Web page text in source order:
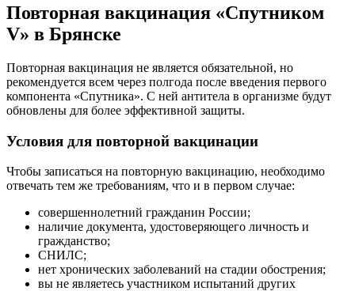
Повторная вакцинация «Спутником
V» в Брянске
Повторная вакцинация не является обязательной, но
рекомендуется всем через полгода после введения первого
компонента «Спутника». С ней антитела в организме будут
обновлены для более эффективной защиты.
Условия для повторной вакцинации
Чтобы записаться на повторную вакцинацию, необходимо
отвечать тем же требованиям, что и в первом случае:
совершеннолетний гражданин России;
наличие документа, удостоверяющего личность и
гражданство;
СНИЛС;
нет хронических заболеваний на стадии обострения;
вы не являетесь участником испытаний других